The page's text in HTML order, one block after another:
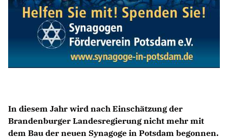
In diesem Jahr wird nach Einschätzung der
Brandenburger Landesregierung nicht mehr mit
dem Bau der neuen Synagoge in Potsdam begonnen.